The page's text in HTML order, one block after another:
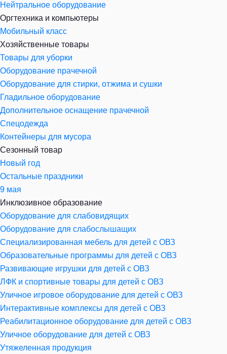
Нейтральное оборудование
Оргтехника и компьютеры
Мобильный класс
Хозяйственные товары
Товары для уборки
Оборудование прачечной
Оборудование для стирки, отжима и сушки
Гладильное оборудование
Дополнительное оснащение прачечной
Спецодежда
Контейнеры для мусора
Сезонный товар
Новый год
Остальные праздники
9 мая
Инклюзивное образование
Оборудование для слабовидящих
Оборудование для слабослышащих
Специализированная мебель для детей с ОВЗ
Образовательные программы для детей с ОВЗ
Развивающие игрушки для детей с ОВЗ
ЛФК и спортивные товары для детей с ОВЗ
Уличное игровое оборудование для детей с ОВЗ
Интерактивные комплексы для детей с ОВЗ
Реабилитационное оборудование для детей с ОВЗ
Уличное оборудование для детей с ОВЗ
Утяжеленная продукция